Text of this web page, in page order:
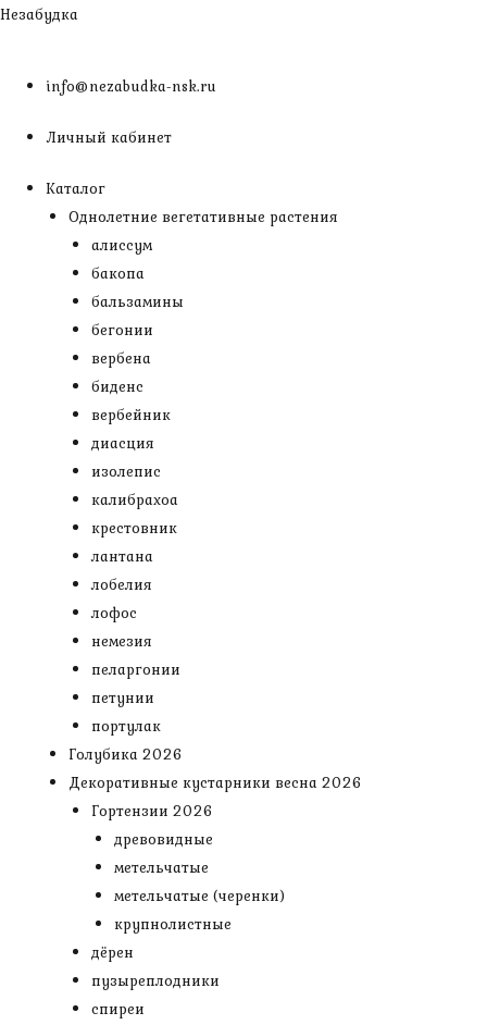
Перейти
Незабудка
info@nezabudka-nsk.ru
Личный кабинет
Каталог
Однолетние вегетативные растения
алиссум
бакопа
бальзамины
бегонии
вербена
биденс
вербейник
диасция
изолепис
калибрахоа
крестовник
лантана
лобелия
лофос
немезия
пеларгонии
петунии
портулак
Голубика 2026
Декоративные кустарники весна 2026
Гортензии 2026
древовидные
метельчатые
метельчатые (черенки)
крупнолистные
дёрен
пузыреплодники
спиреи